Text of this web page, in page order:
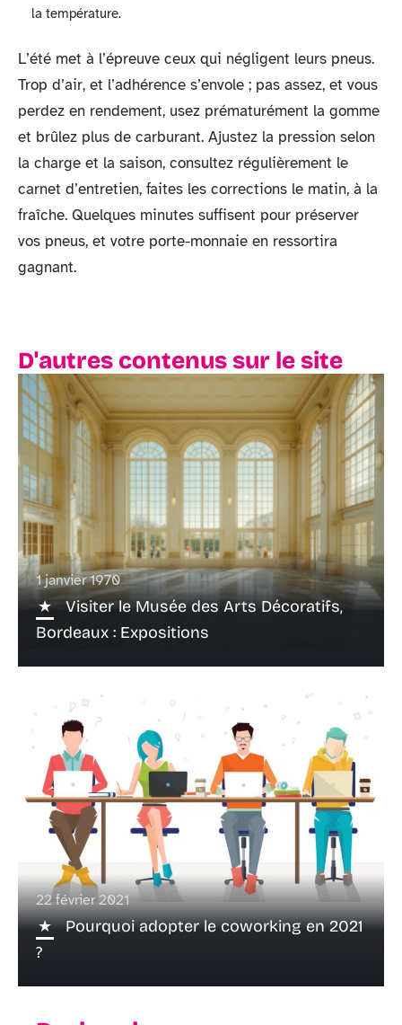
la température.
L’été met à l’épreuve ceux qui négligent leurs pneus.
Trop d’air, et l’adhérence s’envole ; pas assez, et vous
perdez en rendement, usez prématurément la gomme
et brûlez plus de carburant. Ajustez la pression selon
la charge et la saison, consultez régulièrement le
carnet d’entretien, faites les corrections le matin, à la
fraîche. Quelques minutes suffisent pour préserver
vos pneus, et votre porte-monnaie en ressortira
gagnant.
D'autres contenus sur le site
1 janvier 1970
Visiter le Musée des Arts Décoratifs,
Bordeaux : Expositions
22 février 2021
Pourquoi adopter le coworking en 2021
?